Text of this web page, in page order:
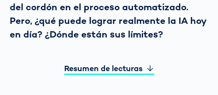
del cordón en el proceso automatizado.
Pero, ¿qué puede lograr realmente la IA hoy
en día? ¿Dónde están sus límites?
Resumen de lecturas